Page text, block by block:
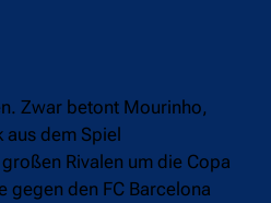
Zwar betont Mourinho,
dem Spiel
Rivalen um die Copa
gegen den FC Barcelona